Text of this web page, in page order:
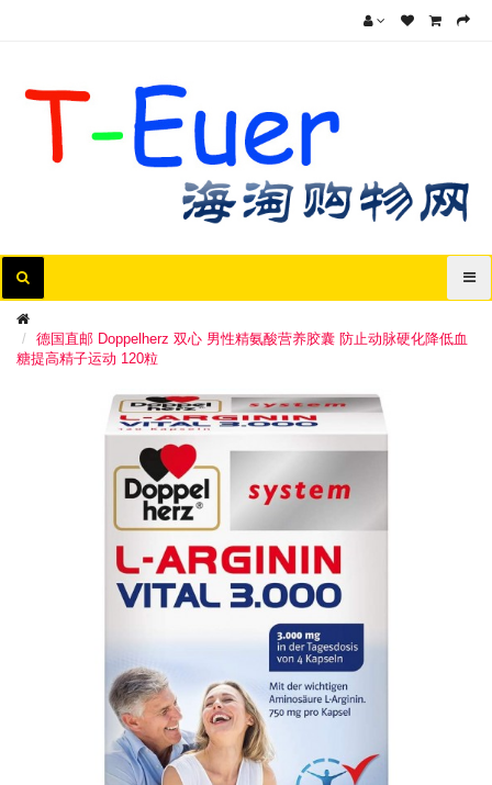
德国直邮 Doppelherz 双心 男性精氨酸营养胶囊 防止动脉硬化降低血
糖提高精子运动 120粒